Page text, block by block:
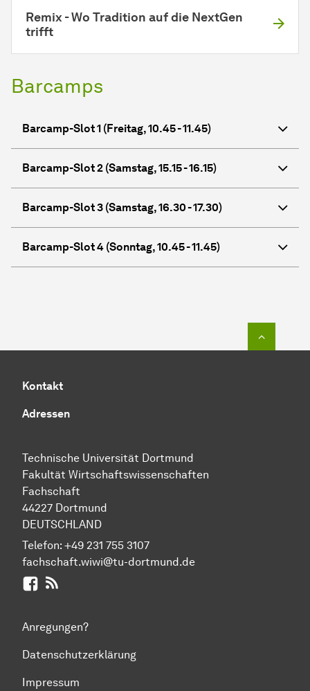
Remix - Wo Tradition auf die NextGen
trifft
Barcamps
Barcamp-Slot 1 (Freitag, 10.45 - 11.45)
Barcamp-Slot 2 (Samstag, 15.15 - 16.15)
Barcamp-Slot 3 (Samstag, 16.30 - 17.30)
Barcamp-Slot 4 (Sonntag, 10.45 - 11.45)
Kontakt
Adressen
Technische Uni­ver­si­tät Dort­mund
Fakultät Wirtschafts­wissen­schaften
Fachschaft
44227 Dort­mund
DEUTSCHLAND
Telefon: +49 231 755 3107
fachschaft.wiwi@tu-dortmund.de
Facebook
Anregungen?
Datenschutzerklärung
Impressum